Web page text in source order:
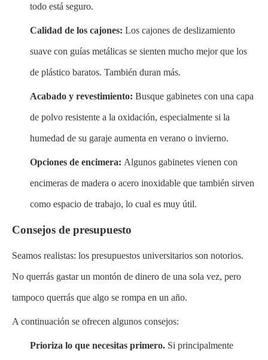
todo está seguro.
Calidad de los cajones: Los cajones de deslizamiento
suave con guías metálicas se sienten mucho mejor que los
de plástico baratos. También duran más.
Acabado y revestimiento: Busque gabinetes con una capa
de polvo resistente a la oxidación, especialmente si la
humedad de su garaje aumenta en verano o invierno.
Opciones de encimera: Algunos gabinetes vienen con
encimeras de madera o acero inoxidable que también sirven
como espacio de trabajo, lo cual es muy útil.
Consejos de presupuesto
Seamos realistas: los presupuestos universitarios son notorios.
No querrás gastar un montón de dinero de una sola vez, pero
tampoco querrás que algo se rompa en un año.
A continuación se ofrecen algunos consejos:
Prioriza lo que necesitas primero. Si principalmente